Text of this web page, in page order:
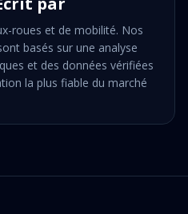
roues et de mobilité. Nos
basés sur une analyse
et des données vérifiées
la plus fiable du marché.